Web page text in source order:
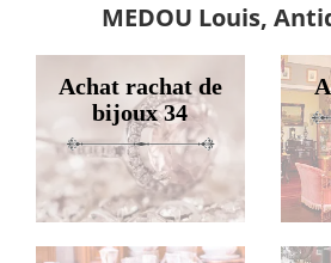
MEDOU Louis,
Achat rachat de
bijoux 34